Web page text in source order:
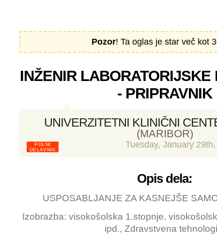
Pozor! Ta oglas je star več kot
INŽENIR LABORATORIJSKE
- PRIPRAVNIK
UNIVERZITETNI KLINIČNI
(MARIBOR)
POLNI
DELAVNIK
Tuesday, January
Opis dela:
USPOSABLJANJE ZA KASNEJŠE
Izobrazba: visokošolska 1.stopnje,
ipd., Zdravstvena